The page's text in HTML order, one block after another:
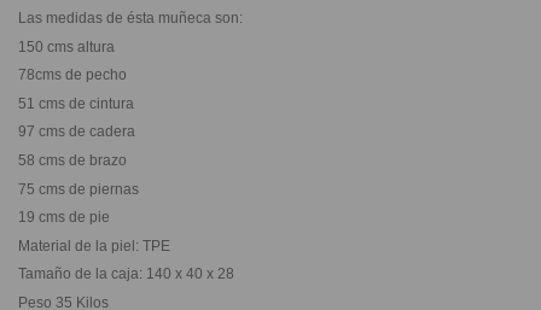
Las medidas de ésta muñeca son:
150 cms altura
78cms de pecho
51 cms de cintura
97 cms de cadera
58 cms de brazo
75 cms de piernas
19 cms de pie
Material de la piel: TPE
Tamaño de la caja: 140 x 40 x 28
Peso 35 Kilos